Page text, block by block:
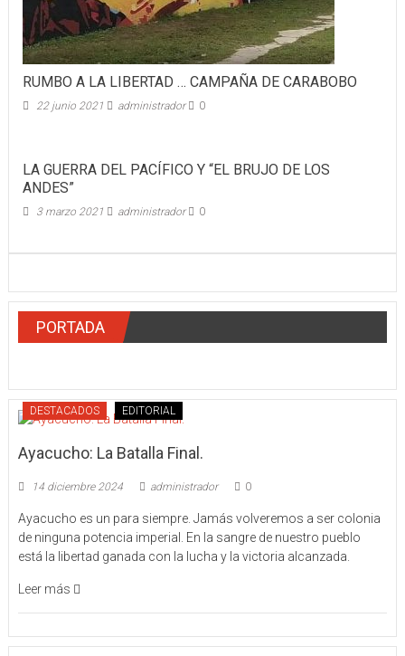
RUMBO A LA LIBERTAD … CAMPAÑA DE CARABOBO
22 junio 2021 administrador 0
LA GUERRA DEL PACÍFICO Y “EL BRUJO DE LOS
ANDES”
3 marzo 2021 administrador 0
PORTADA
DESTACADOS EDITORIAL
Ayacucho: La Batalla Final.
14 diciembre 2024 administrador 0
Ayacucho es un para siempre. Jamás volveremos a ser colonia
de ninguna potencia imperial. En la sangre de nuestro pueblo
está la libertad ganada con la lucha y la victoria alcanzada.
Leer más